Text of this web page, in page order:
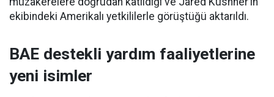
ekibindeki Amerikalı yetkililerle görüştüğü aktarıldı.
BAE destekli yardım faaliyetlerine
yeni isimler